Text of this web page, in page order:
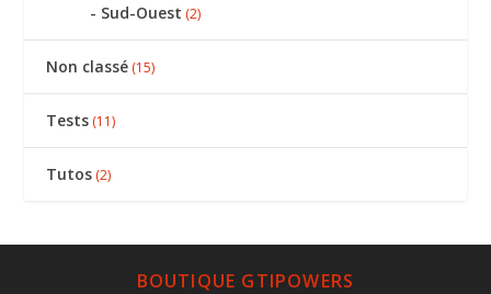
Sud-Ouest (2)
Non classé (15)
Tests (11)
Tutos (2)
BOUTIQUE GTIPOWERS